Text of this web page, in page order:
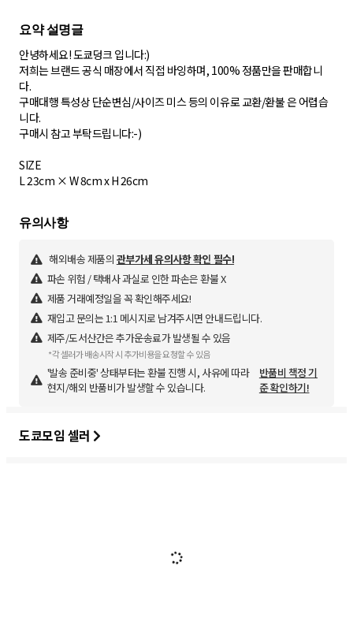
요약 설명글
안녕하세요! 도쿄덩크 입니다:)
저희는 브랜드 공식 매장에서 직접 바잉하며, 100% 정품만을 판매합니
다.
구매대행 특성상 단순변심/사이즈 미스 등의 이유로 교환/환불 은 어렵습
니다.
구매시 참고 부탁드립니다:-)
SIZE
L 23cm × W 8cm x H 26cm
유의사항
해외배송 제품의 관부가세 유의사항 확인 필수!
파손 위험 / 택배사 과실로 인한 파손은 환불 X
제품 거래예정일을 꼭 확인해주세요!
재입고 문의는 1:1 메시지로 남겨주시면 안내드립니다.
제주/도서산간은 추가운송료가 발생될 수 있음
*각 셀러가 배송시작 시 추가비용을 요청할 수 있음
'발송 준비중' 상태부터는 환불 진행 시, 사유에 따라
현지/해외 반품비가 발생할 수 있습니다.
반품비 책정 기
준 확인하기!
도쿄모임 셀러